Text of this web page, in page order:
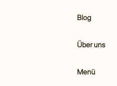
Blog
Über uns
Menü